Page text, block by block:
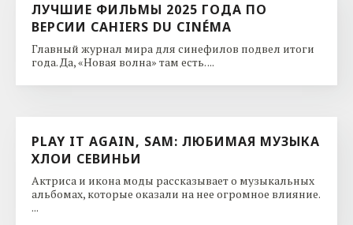
ЛУЧШИЕ ФИЛЬМЫ 2025 ГОДА ПО
ВЕРСИИ CAHIERS DU CINÉMA
Главный журнал мира для синефилов подвел итоги
года. Да, «Новая волна» там есть. ...
PLAY IT AGAIN, SAM: ЛЮБИМАЯ МУЗЫКА
ХЛОИ СЕВИНЬИ
Актриса и икона моды рассказывает о музыкальных
альбомах, которые оказали на нее огромное влияние.
...